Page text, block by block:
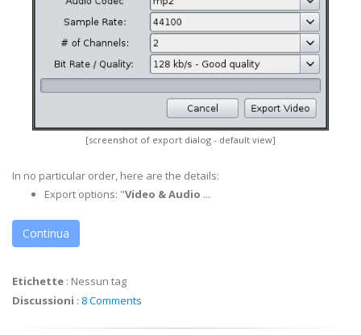
[screenshot of export dialog - default view]
In no particular order, here are the details:
Export options: "Video & Audio ...
Continua
Etichette : Nessun tag
Discussioni : 8 Comments